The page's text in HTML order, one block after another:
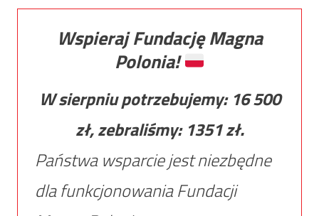
Wspieraj Fundację Magna
Polonia!
W sierpniu potrzebujemy: 16 500
zł, zebraliśmy: 1351zł.
Państwa wsparcie jest niezbędne
dla funkcjonowania Fundacji